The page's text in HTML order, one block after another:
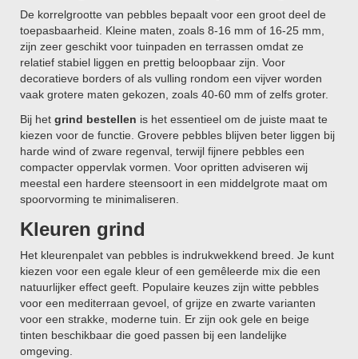
De korrelgrootte van pebbles bepaalt voor een groot deel de
toepasbaarheid. Kleine maten, zoals 8-16 mm of 16-25 mm,
zijn zeer geschikt voor tuinpaden en terrassen omdat ze
relatief stabiel liggen en prettig beloopbaar zijn. Voor
decoratieve borders of als vulling rondom een vijver worden
vaak grotere maten gekozen, zoals 40-60 mm of zelfs groter.
Bij het grind bestellen is het essentieel om de juiste maat te
kiezen voor de functie. Grovere pebbles blijven beter liggen bij
harde wind of zware regenval, terwijl fijnere pebbles een
compacter oppervlak vormen. Voor opritten adviseren wij
meestal een hardere steensoort in een middelgrote maat om
spoorvorming te minimaliseren.
Kleuren grind
Het kleurenpalet van pebbles is indrukwekkend breed. Je kunt
kiezen voor een egale kleur of een gemêleerde mix die een
natuurlijker effect geeft. Populaire keuzes zijn witte pebbles
voor een mediterraan gevoel, of grijze en zwarte varianten
voor een strakke, moderne tuin. Er zijn ook gele en beige
tinten beschikbaar die goed passen bij een landelijke
omgeving.